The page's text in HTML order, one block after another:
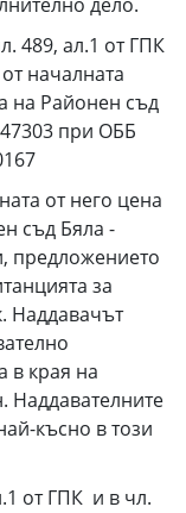
489, ал.1 от ГПК
началната
на Районен съд
при ОББ
от него цена
съд Бяла -
предложението
за
Наддавачът
в края на
Наддавателните
късно в този
от ГПК и в чл.